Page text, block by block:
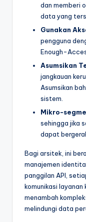
dan memberi
data yang
Gunakan
pengguna
Enough-
Asumsikan
jangkauan
Asumsikan
sistem.
Mikro-
sehingga jika
dapat
Bagi arsitek, ini
manajemen
panggilan API,
komunikasi layanan
menambah
melindungi data